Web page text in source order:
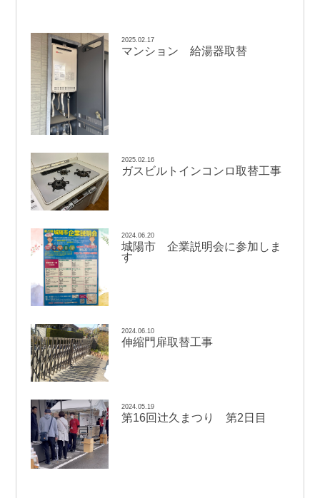
2025.02.17
マンション 給湯器取替
2025.02.16
ガスビルトインコンロ取替工事
2024.06.20
城陽市 企業説明会に参加しま
す
2024.06.10
伸縮門扉取替工事
2024.05.19
第16回辻久まつり 第2日目